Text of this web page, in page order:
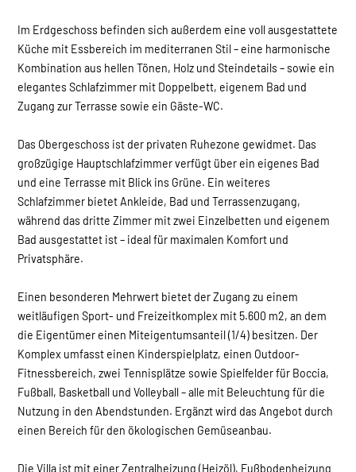
Im Erdgeschoss befinden sich außerdem eine voll ausgestattete
Küche mit Essbereich im mediterranen Stil – eine harmonische
Kombination aus hellen Tönen, Holz und Steindetails – sowie ein
elegantes Schlafzimmer mit Doppelbett, eigenem Bad und
Zugang zur Terrasse sowie ein Gäste-WC.
Das Obergeschoss ist der privaten Ruhezone gewidmet. Das
großzügige Hauptschlafzimmer verfügt über ein eigenes Bad
und eine Terrasse mit Blick ins Grüne. Ein weiteres
Schlafzimmer bietet Ankleide, Bad und Terrassenzugang,
während das dritte Zimmer mit zwei Einzelbetten und eigenem
Bad ausgestattet ist – ideal für maximalen Komfort und
Privatsphäre.
Einen besonderen Mehrwert bietet der Zugang zu einem
weitläufigen Sport- und Freizeitkomplex mit 5.600 m2, an dem
die Eigentümer einen Miteigentumsanteil (1/4) besitzen. Der
Komplex umfasst einen Kinderspielplatz, einen Outdoor-
Fitnessbereich, zwei Tennisplätze sowie Spielfelder für Boccia,
Fußball, Basketball und Volleyball – alle mit Beleuchtung für die
Nutzung in den Abendstunden. Ergänzt wird das Angebot durch
einen Bereich für den ökologischen Gemüseanbau.
Die Villa ist mit einer Zentralheizung (Heizöl), Fußbodenheizung